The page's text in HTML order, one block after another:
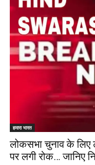
हमारा भारत
लोकसभा चुनाव के लिए
पर लगी रोक… जानिए